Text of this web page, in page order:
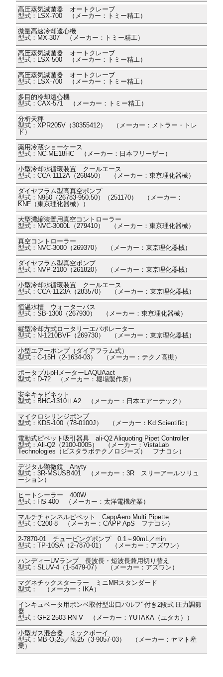
高圧蒸気滅菌器 オートクレーブ
型式：LSX-700 （メーカー：トミー精工）
微量高速冷却遠心機
型式：MX-307 （メーカー：トミー精工）
高圧蒸気滅菌器 オートクレーブ
型式：LSX-500 （メーカー：トミー精工）
高圧蒸気滅菌器 オートクレーブ
型式：LSX-700 （メーカー：トミー精工）
多目的冷却遠心機
型式：CAX-571 （メーカー：トミー精工）
分析天秤
型式：XPR205V（30355412） （メーカー：メトラー・トレ
ド）
薬用冷蔵ショーケース
型式：NC-ME18HC （メーカー：日本フリーザー）
小型冷却水循環装置 クールエース
型式：CCA-1112A（268450） （メーカー：東京理化器械）
ダイヤフラム型高真空ポンプ
型式：N950（26783-950.50）（251170） （メーカー：
KNF（東京理化器械））
大型濃縮装置用真空コントローラー
型式：NVC-3000L（279410） （メーカー：東京理化器械）
真空コントローラー
型式：NVC-3000（269370） （メーカー：東京理化器械）
ダイヤフラム型真空ポンプ
型式：NVP-2100（261820） （メーカー：東京理化器械）
小型冷却水循環装置 クールエース
型式：CCA-1123A（283570） （メーカー：東京理化器械）
恒温水槽 ウォーターバス
型式：SB-1300（267930） （メーカー：東京理化器械）
縦型冷却方式ロータリーエバポレーター
型式：N-1210BVF（269730） （メーカー：東京理化器械）
小型エアーポンプ（ダイアフラム式）
型式：C-15H（2-1634-03） （メーカー：テクノ高槻）
ポータブルpHメーターLAQUAact
型式：D-72 （メーカー：堀場製作所）
安全キャビネット
型式：BHC-1310ⅡA2 （メーカー：日本エアーテック）
マイクロシリンジポンプ
型式：KDS-100（78-0100J） （メーカー：Kd Scientific）
電動式ピペット吸引器具 ali-Q2 Aliquoting Pipet Controller
型式：Ali-Q2（2100-0005） （メーカー：VistaLab
Technologies（ビスタラボテクノロジーズ） フナコシ）
デジタル顕微鏡 Anyty
型式：3R-MSUSB401 （メーカー：3R スリーアールソリュ
ーション）
ヒートシーラー 400W
型式：HS-400 （メーカー：太洋電機産業）
マルチチャンネルピペット CappAero Multi Pipette
型式：C200-8 （メーカー：CAPP ApS フナコシ）
2-7870-01 チュービングポンプ 0.1～90mL／min
型式：TP-10SA（2-7870-01） （メーカー：アズワン）
ハンディーUVランプ 長波長・短波長兼用切り替え
型式：SLUV-4（1-5479-07） （メーカー：アズワン）
マグネチックスターラー ミニMRスタンダード
型式： （メーカー：IKA）
インキュベータ用ボンベ取付型出口バルフﾞ付き2段式 圧力調節
器
型式：GF2-2503-RN-V （メーカー：YUTAKA（ユタカ））
小型ガス混合器 ミックボーイ
型式：MB-O₂25／N₂25（3-9057-03） （メーカー：ヤマト産
業）